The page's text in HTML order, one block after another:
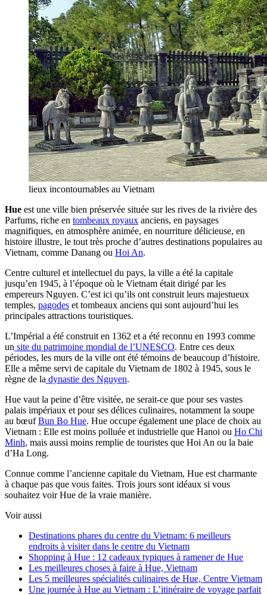
lieux incontournables au Vietnam
Hue est une ville bien préservée située sur les rives de la rivière des
Parfums, riche en tombeaux royaux anciens, en paysages
magnifiques, en atmosphère animée, en nourriture délicieuse, en
histoire illustre, le tout très proche d’autres destinations populaires au
Vietnam, comme Danang ou Hoi An.
Centre culturel et intellectuel du pays, la ville a été la capitale
jusqu’en 1945, à l’époque où le Vietnam était dirigé par les
empereurs Nguyen. C’est ici qu’ils ont construit leurs majestueux
temples, pagodes et tombeaux anciens qui sont aujourd’hui les
principales attractions touristiques.
L’Impérial a été construit en 1362 et a été reconnu en 1993 comme
un site du patrimoine mondial de l’UNESCO. Entre ces deux
périodes, les murs de la ville ont été témoins de beaucoup d’histoire.
Elle a même servi de capitale du Vietnam de 1802 à 1945, sous le
règne de la dynastie des Nguyen.
Hue vaut la peine d’être visitée, ne serait-ce que pour ses vastes
palais impériaux et pour ses délices culinaires, notamment la soupe
au bœufBun Bo Hue. Hue occupe également une place de choix au
Vietnam : Elle est moins polluée et industrielle que Hanoi ou Ho Chi
Minh, mais aussi moins remplie de touristes que Hoi An ou la baie
d’Ha Long.
Connue comme l’ancienne capitale du Vietnam, Hue est charmante
à chaque pas que vous faites. Trois jours sont idéaux si vous
souhaitez voir Hue de la vraie manière.
Voir aussi
Destinations phares du centre du Vietnam: 6 meilleurs
endroits à visiter dans le centre du Vietnam
Shopping à Hue : 12 cadeaux typiques à ramener de Hue
Les meilleures choses à faire à Hue, Vietnam
Les 5 meilleures spécialités culinaires de Hue, Centre Vietnam
Une journée à Hue au Vietnam : L’itinéraire de voyage parfait